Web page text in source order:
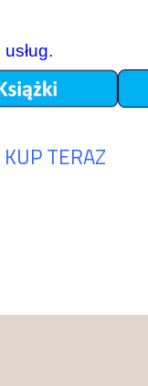
TERAZ